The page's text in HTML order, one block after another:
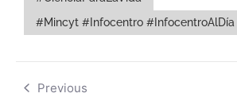
#Mincyt #Infocentro #InfocentroAlDía
Previous